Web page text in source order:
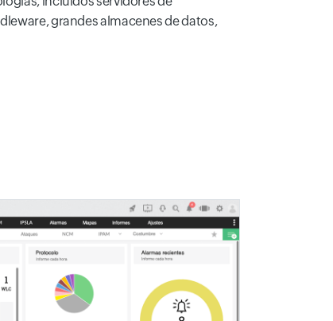
grandes almacenes de datos,